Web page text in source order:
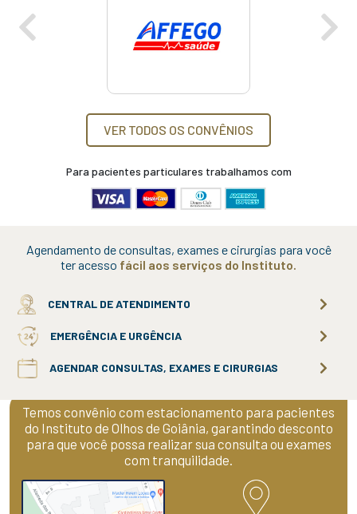
VER TODOS OS CONVÊNIOS
Para pacientes particulares trabalhamos com
Agendamento de consultas, exames e cirurgias para você
ter acesso fácil aos serviços do Instituto.
CENTRAL DE ATENDIMENTO
EMERGÊNCIA E URGÊNCIA
AGENDAR CONSULTAS, EXAMES E CIRURGIAS
Temos convênio com estacionamento para pacientes
do Instituto de Olhos de Goiânia, garantindo desconto
para que você possa realizar sua consulta ou exames
com tranquilidade.